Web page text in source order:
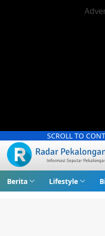
SCROLL TO
Berita Lifestyle